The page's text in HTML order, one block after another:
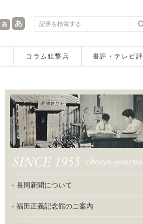
コラム狙撃兵 書評・テレビ評
長周新聞について
福田正義記念館のご案内